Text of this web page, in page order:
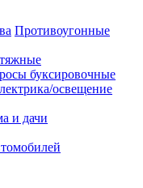
Противоугонные
буксировочные
освещение
и дачи